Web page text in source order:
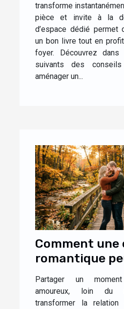
transforme
pièce et invite à la
d’espace dédié permet
un bon livre tout en
foyer. Découvrez dans
suivants des
aménager un...
Comment une
romantique
renforcer la
dans le couple
Partager un
amoureux, loin du
transformer la